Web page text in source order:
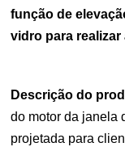
função de
vidro para
Descrição do
do motor da janela
projetada para